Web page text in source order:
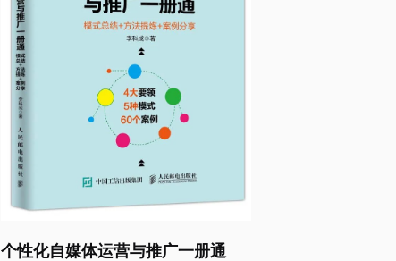
个性化自媒体运营与推广一册通